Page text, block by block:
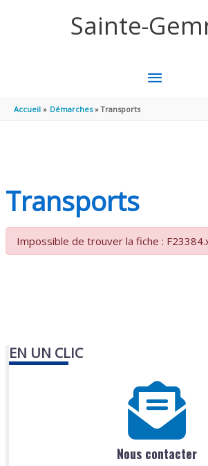
Sainte-
MENU
Accueil Démarches Transports
Transports
Impossible de trouver la fiche :
EN UN CLIC
Nous contacter